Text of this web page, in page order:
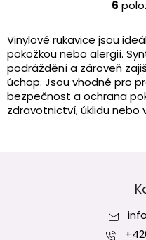
6
Vinylové rukavice jsou
pokožkou nebo alergií.
podráždění a zároveň
úchop. Jsou vhodné pro
bezpečnost a ochrana
zdravotnictví, úklidu nebo
info